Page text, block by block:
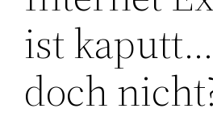
ist
doch